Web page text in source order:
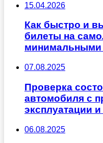
15.04.2026
Как быстро и
билеты на
минимальными
07.08.2025
Проверка
автомобиля с
эксплуатации
06.08.2025